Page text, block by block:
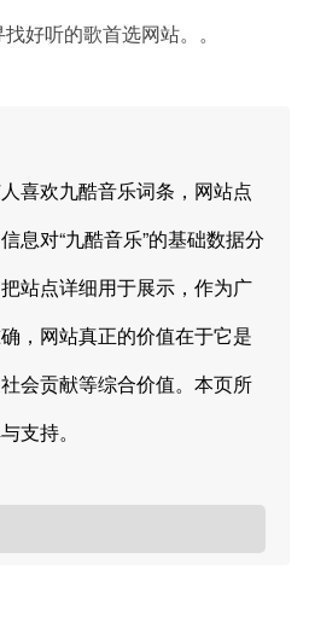
好听的歌首选网站。。
喜欢九酷音乐词条，网站点
息对“九酷音乐”的基础数据分
站点详细用于展示，作为广
，网站真正的价值在于它是
会贡献等综合价值。本页所
支持。